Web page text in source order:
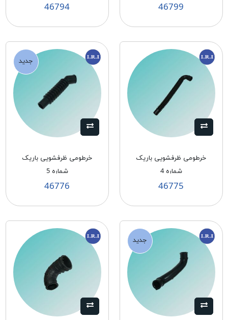
46799
46794
خرطومی ظرفشویی باریک
شماره 4
46775
جدید
خرطومی ظرفشویی باریک
شماره 5
46776
جدید